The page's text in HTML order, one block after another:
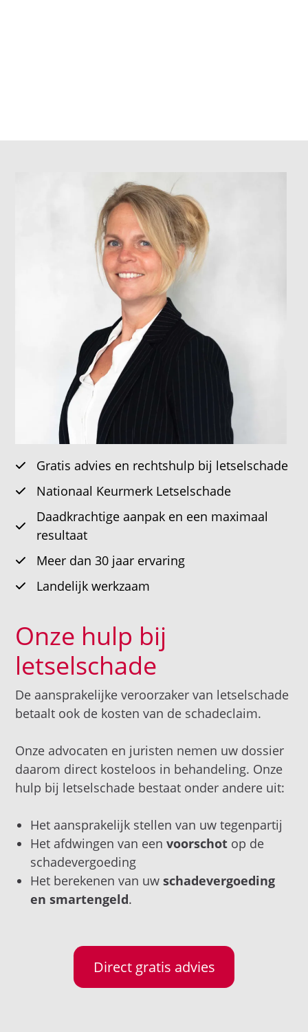
Gratis advies en rechtshulp bij letselschade
Nationaal Keurmerk Letselschade
Daadkrachtige aanpak en een maximaal
resultaat
Meer dan 30 jaar ervaring
Landelijk werkzaam
Onze hulp bij
letselschade
De aansprakelijke veroorzaker van letselschade
betaalt ook de kosten van de schadeclaim.
Onze advocaten en juristen nemen uw dossier
daarom direct kosteloos in behandeling. Onze
hulp bij letselschade bestaat onder andere uit:
Het aansprakelijk stellen van uw tegenpartij
Het afdwingen van een voorschot op de
schadevergoeding
Het berekenen van uw schadevergoeding
en smartengeld.
Direct gratis advies